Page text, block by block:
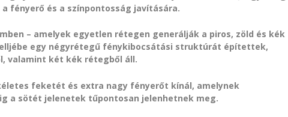
fényerő és a színpontosság javítására.
– amelyek egyetlen rétegen generálják a piros, zöld és kék
egy négyrétegű fénykibocsátási struktúrát építettek,
valamint két kék rétegből áll.
feketét és extra nagy fényerőt kínál, amelynek
a sötét jelenetek tűpontosan jelenhetnek meg.